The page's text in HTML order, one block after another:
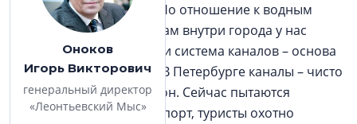
Оноков
Игорь Викторович
генеральный директор
«Леонтьевский Мыс»
людей, чем в Венеции.) Но отношение к водным
артериям и пространствам внутри города у нас
совсем другое. В Венеции система каналов – основа
транспортного каркаса. В Петербурге каналы – чисто
туристический аттракцион. Сейчас пытаются
развивать водный транспорт, туристы охотно